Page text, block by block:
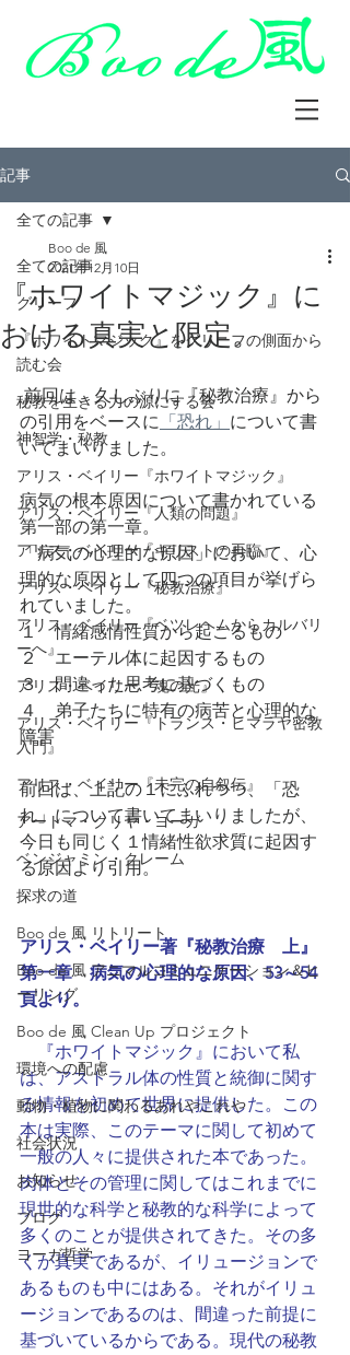
記事
全ての記事
グリーフ
『ホワイトマジック』をグリーフの側面から
読む会
秘教を生きる力の源にする会
神智学・秘教
アリス・ベイリー『ホワイトマジック』
アリス・ベイリー『人類の問題』
アリス・ベイリー『キリストの再臨』
アリス・ベイリー『秘教治療』
アリス・ベイリー『ベツレヘムからカルバリ
ーへ』
アリス・ベイリー『魂の光』
アリス・ベイリー『トランス・ヒマラヤ密教
入門』
アリス・ベイリー『未完の自叙伝』
アートマ・クリヤ・ヨーガ
ベンジャミン・クレーム
探求の道
Boo de 風 リトリート
Boo de 風 アニマルコミュニケーション＆ヒ
ーリング
Boo de 風 Clean Up プロジェクト
環境への配慮
動物・植物に関わるあれやこれや
社会状況
お知らせ
ブログ
ヨーガ哲学
全ての記事
『ホワイトマジック』に
おける真実と限定。
Boo de 風
2021年12月10日
前回は、久しぶりに『秘教治療』から
の引用をベースに 「恐れ」 について書
いてまいりました。
病気の根本原因について書かれている
第一部の第一章。
「病気の心理的な原因」において、心
理的な原因として四つの項目が挙げら
れていました。
１　情緒感情性質から起こるもの
２　エーテル体に起因するもの
３　間違った思考に基づくもの
４　弟子たちに特有の病苦と心理的な
障害
前回は、上記の１にふれつつ、「恐
れ」について書いてまいりましたが、
今日も同じく１情緒性欲求質に起因す
る原因より引用。
アリス・ベイリー著『秘教治療　上』
第一章　病気の心理的な原因、53～54
頁より。
『ホワイトマジック』において私
は、アストラル体の性質と統御に関す
る情報を初めて世界に提供した。この
本は実際、このテーマに関して初めて
一般の人々に提供された本であった。
肉体とその管理に関してはこれまでに
現世的な科学と秘教的な科学によって
多くのことが提供されてきた。その多
くが真実であるが、イリュージョンで
あるものも中にはある。それがイリュ
ージョンであるのは、間違った前提に
基づいているからである。現代の秘教